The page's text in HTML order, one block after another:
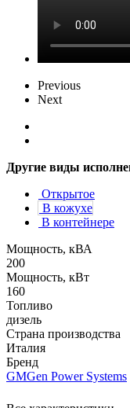
Previous
Next
Другие виды
Открытое
В кожухе
В контейнере
Мощность, кВА
200
Мощность, кВт
160
Топливо
дизель
Страна производства
Италия
Бренд
GMGen Power Systems